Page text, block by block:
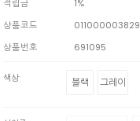
적립금
1%
상품코드
011000003829
상품번호
691095
색상 블랙 그레이